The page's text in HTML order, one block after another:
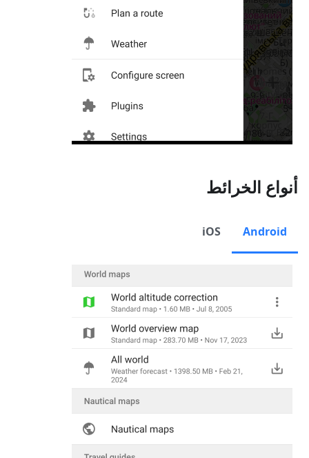
أنواع الخرائط
Android
iOS